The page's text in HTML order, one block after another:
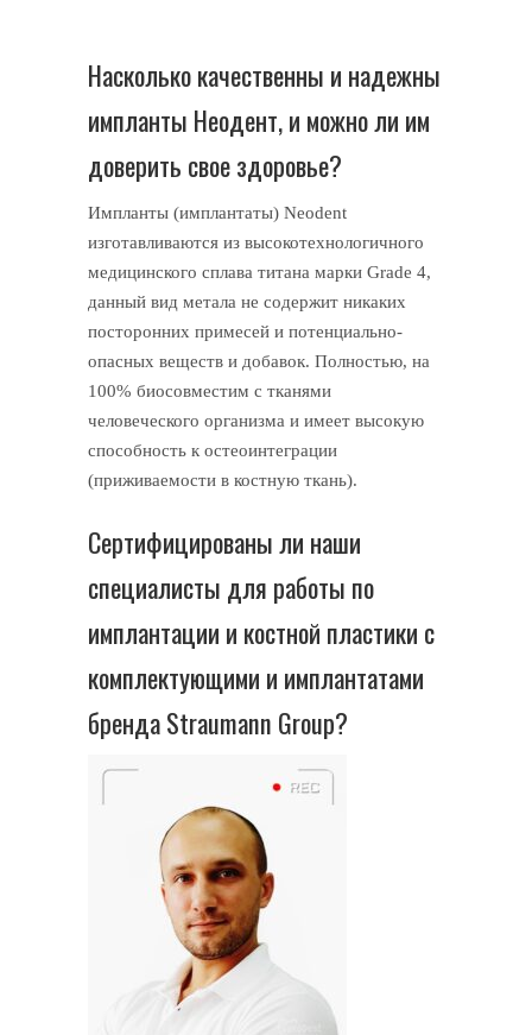
Насколько качественны и надежны
импланты Неодент, и можно ли им
доверить свое здоровье?
Импланты (имплантаты) Neodent
изготавливаются из высокотехнологичного
медицинского сплава титана марки Grade 4,
данный вид метала не содержит никаких
посторонних примесей и потенциально-
опасных веществ и добавок. Полностью, на
100% биосовместим с тканями
человеческого организма и имеет высокую
способность к остеоинтеграции
(приживаемости в костную ткань).
Сертифицированы ли наши
специалисты для работы по
имплантации и костной пластики с
комплектующими и имплантатами
бренда Straumann Group?